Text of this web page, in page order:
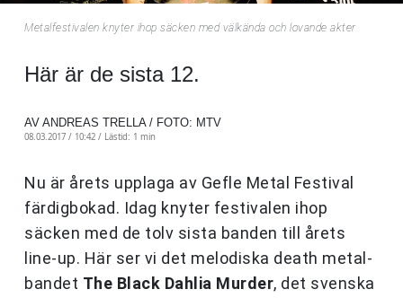
Metalfestivalen knyter ihop säcken med välkända och lovande akter
Här är de sista 12.
AV ANDREAS TRELLA / FOTO: MTV
08.03.2017 / 10:42 / Lästid: 1 min
Nu är årets upplaga av Gefle Metal Festival
färdigbokad. Idag knyter festivalen ihop
säcken med de tolv sista banden till årets
line-up. Här ser vi det melodiska death metal-
bandet The Black Dahlia Murder, det svenska